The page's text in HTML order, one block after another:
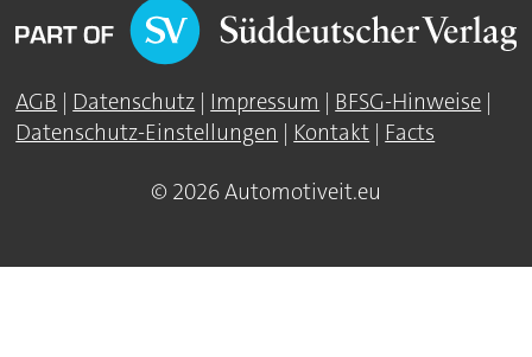
AGB | Datenschutz | Impressum | BFSG-Hinweise |
Datenschutz-Einstellungen | Kontakt | Facts
© 2026 Automotiveit.eu